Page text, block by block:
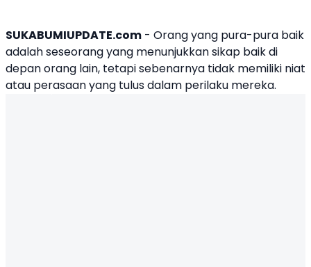
SUKABUMIUPDATE.com - Orang yang pura-pura baik
adalah seseorang yang menunjukkan sikap baik di
depan orang lain, tetapi sebenarnya tidak memiliki niat
atau perasaan yang tulus dalam perilaku mereka.